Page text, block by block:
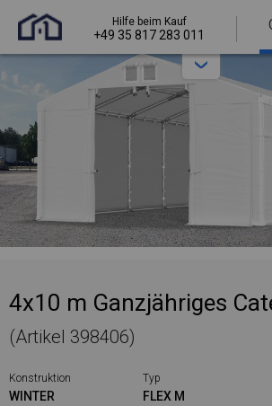
Hilfe beim Kauf
+49 35 817 283 011
4x10 m Ganzjähriges
(Artikel 398406)
Konstruktion
WINTER
Typ
FLEX M